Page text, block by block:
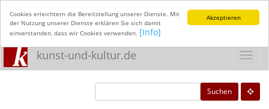
Akzeptieren
Cookies erleichtern die Bereitstellung unserer Dienste. Mit
der Nutzung unserer Dienste erklären Sie sich damit
einverstanden, dass wir Cookies verwenden. [Info]
kunst-und-kultur.de
Suchen